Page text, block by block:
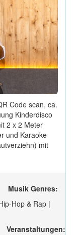
Code scan, ca.
Kinderdisco
2 x 2 Meter
und Karaoke
mit
Musik Genres:
Hop & Rap |
Veranstaltungen: